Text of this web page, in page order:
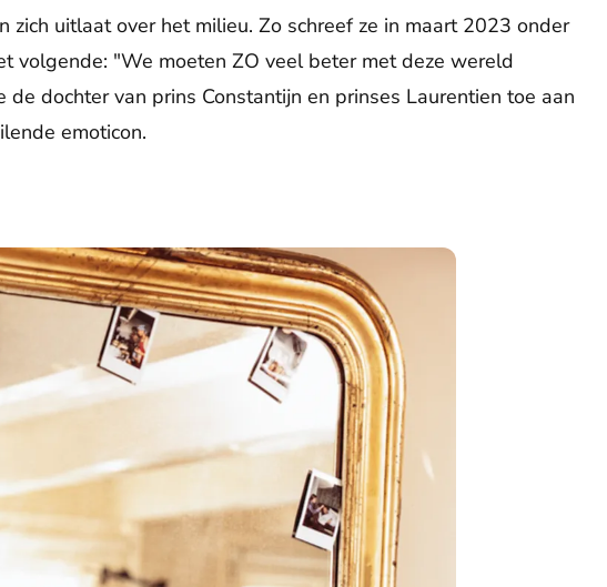
zich uitlaat over het milieu. Zo schreef ze in maart 2023 onder
volgende: "We moeten ZO veel beter met deze wereld
dochter van prins Constantijn en prinses Laurentien toe aan
emoticon.